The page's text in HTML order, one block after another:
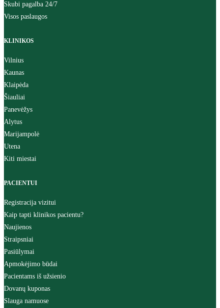
Skubi pagalba 24/7
Visos paslaugos
KLINIKOS
Vilnius
Kaunas
Klaipėda
Šiauliai
Panevėžys
Alytus
Marijampolė
Utena
Kiti miestai
PACIENTUI
Registracija vizitui
Kaip tapti klinikos pacientu?
Naujienos
Straipsniai
Pasiūlymai
Apmokėjimo būdai
Pacientams iš užsienio
Dovanų kuponas
Slauga namuose